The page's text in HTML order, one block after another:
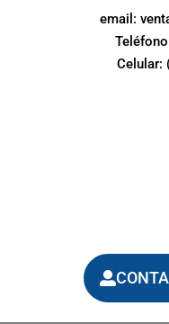
email:
Celular: